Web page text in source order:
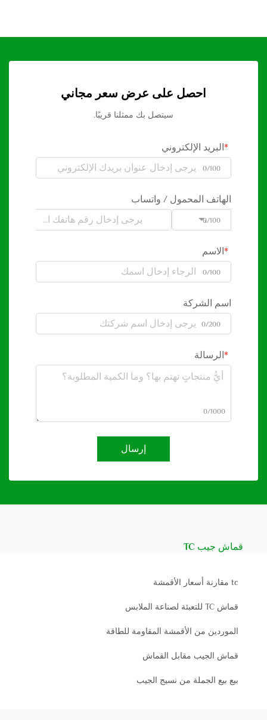
احصل على عرض سعر مجاني
سيتصل بك ممثلنا قريبًا.
البريد الإلكتروني
0/100
الهاتف المحمول / واتساب
Code0/100
الاسم
0/100
اسم الشركة
0/200
الرسالة
0/1000
إرسال
قماش جيب TC
tc مقارنة أسعار الأقمشة
قماش TC للتعبئة لصناعة الملابس
الموردين من الأقمشة المقاومة للطاقة
قماش الجيب مقابل القماش
بيع بيع الجملة من نسيج الجيب